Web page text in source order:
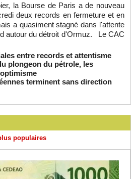
la Bourse de Paris a de nouveau
deux records en fermeture et en
a quasiment stagné dans l'attente
autour du détroit d'Ormuz. Le CAC
entre records et attentisme
plongeon du pétrole, les
terminent sans direction
populaires